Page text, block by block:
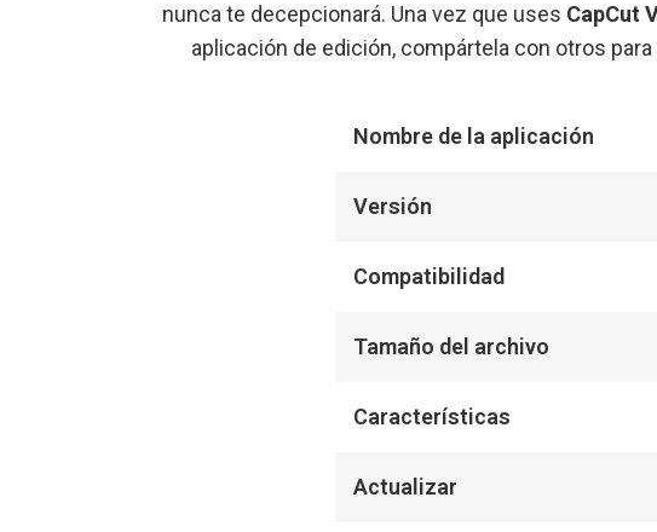
nunca te decepcionará. Una vez que uses CapCut
aplicación de edición, compártela con otros
Nombre de la aplicación
Versión
Compatibilidad
Tamaño del archivo
Características
Actualizar